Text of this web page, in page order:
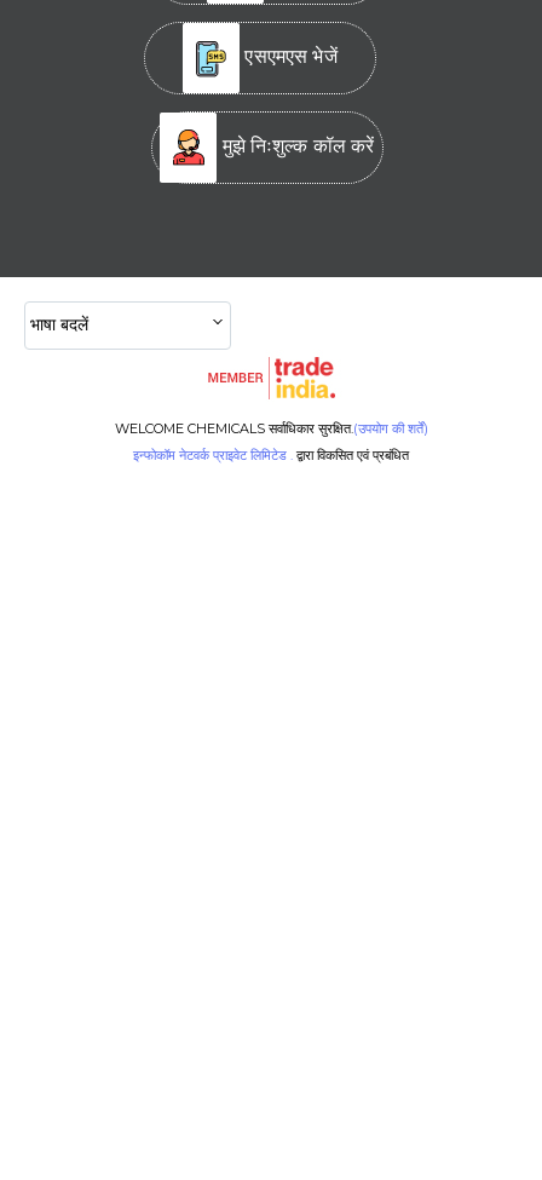
एसएमएस भेजें
मुझे निःशुल्क कॉल करें
WELCOME CHEMICALS सर्वाधिकार सुरक्षित.(उपयोग की शर्तें)
इन्फोकॉम नेटवर्क प्राइवेट लिमिटेड . द्वारा विकसित एवं प्रबंधित
भाषा बदलें